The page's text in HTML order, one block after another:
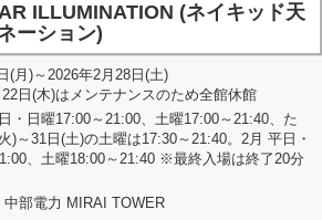
ILLUMINATION (ネイキッド天
ーション)
(月)～2026年2月28日(土)
日(木)はメンテナンスのため全館休館
・日曜17:00～21:00、土曜17:00～21:40、た
)～31日(土)の土曜は17:30～21:40。2月 平日・
、土曜18:00～21:40 ※最終入場は終了20分
中部電力 MIRAI TOWER